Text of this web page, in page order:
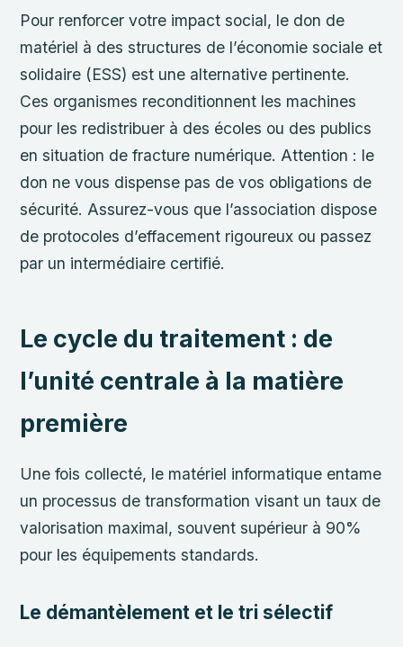
Pour renforcer votre impact social, le don de
matériel à des structures de l’économie sociale et
solidaire (ESS) est une alternative pertinente.
Ces organismes reconditionnent les machines
pour les redistribuer à des écoles ou des publics
en situation de fracture numérique. Attention : le
don ne vous dispense pas de vos obligations de
sécurité. Assurez-vous que l’association dispose
de protocoles d’effacement rigoureux ou passez
par un intermédiaire certifié.
Le cycle du traitement : de
l’unité centrale à la matière
première
Une fois collecté, le matériel informatique entame
un processus de transformation visant un taux de
valorisation maximal, souvent supérieur à 90%
pour les équipements standards.
Le démantèlement et le tri sélectif